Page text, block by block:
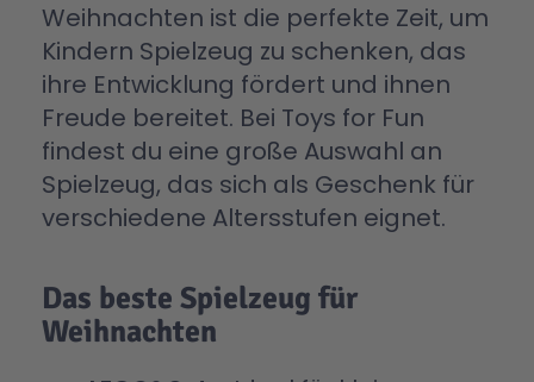
Weihnachten ist die perfekte Zeit, um
Kindern Spielzeug zu schenken, das
ihre Entwicklung fördert und ihnen
Freude bereitet. Bei Toys for Fun
findest du eine große Auswahl an
Spielzeug, das sich als Geschenk für
verschiedene Altersstufen eignet.
Das beste Spielzeug für
Weihnachten